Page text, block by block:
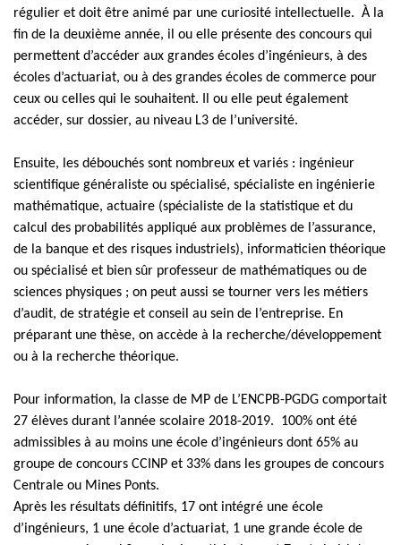
régulier et doit être animé par une curiosité intellectuelle. À la
fin de la deuxième année, il ou elle présente des concours qui
permettent d’accéder aux grandes écoles d’ingénieurs, à des
écoles d’actuariat, ou à des grandes écoles de commerce pour
ceux ou celles qui le souhaitent. Il ou elle peut également
accéder, sur dossier, au niveau L3 de l’université.
Ensuite, les débouchés sont nombreux et variés : ingénieur
scientifique généraliste ou spécialisé, spécialiste en ingénierie
mathématique, actuaire (spécialiste de la statistique et du
calcul des probabilités appliqué aux problèmes de l’assurance,
de la banque et des risques industriels), informaticien théorique
ou spécialisé et bien sûr professeur de mathématiques ou de
sciences physiques ; on peut aussi se tourner vers les métiers
d’audit, de stratégie et conseil au sein de l’entreprise. En
préparant une thèse, on accède à la recherche/développement
ou à la recherche théorique.
Pour information, la classe de MP de L’ENCPB-PGDG comportait
27 élèves durant l’année scolaire 2018-2019. 100% ont été
admissibles à au moins une école d’ingénieurs dont 65% au
groupe de concours CCINP et 33% dans les groupes de concours
Centrale ou Mines Ponts.
Après les résultats définitifs, 17 ont intégré une école
d’ingénieurs, 1 une école d’actuariat, 1 une grande école de